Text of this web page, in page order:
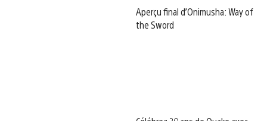
Aperçu final d’Onimusha: Way of
the Sword